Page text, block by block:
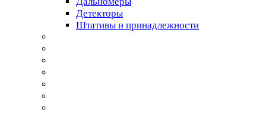
Детекторы
Штативы и принадлежности